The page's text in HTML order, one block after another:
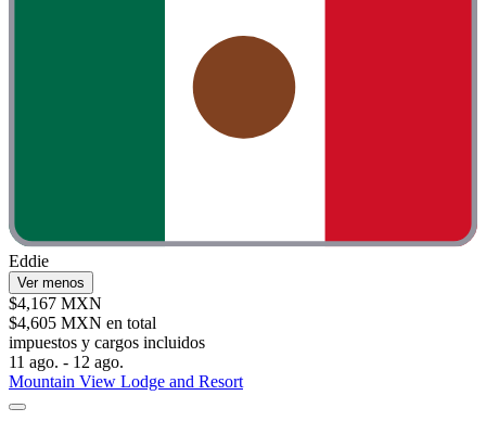
Eddie
Ver menos
$4,167 MXN
$4,605 MXN en total
impuestos y cargos incluidos
11 ago. - 12 ago.
Mountain View Lodge and Resort